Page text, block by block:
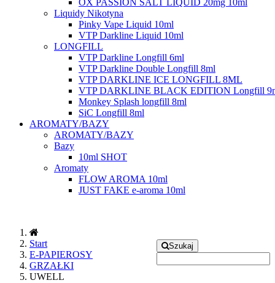
OX PASSION SALT LIQUID 20mg 10ml
Liquidy Nikotyna
Pinky Vape Liquid 10ml
VTP Darkline Liquid 10ml
LONGFILL
VTP Darkline Longfill 6ml
VTP Darkline Double Longfill 8ml
VTP DARKLINE ICE LONGFILL 8ML
VTP DARKLINE BLACK EDITION Longfill
Monkey Splash longfill 8ml
SiC Longfill 8ml
AROMATY/BAZY
AROMATY/BAZY
Bazy
10ml SHOT
Aromaty
FLOW AROMA 10ml
JUST FAKE e-aroma 10ml
Szukaj
Start
E-PAPIEROSY
GRZAŁKI
UWELL